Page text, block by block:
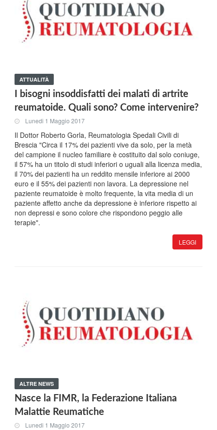
ATTUALITÀ
I bisogni insoddisfatti dei malati di artrite
reumatoide. Quali sono? Come intervenire?
Lunedi 1 Maggio 2017
Il Dottor Roberto Gorla, Reumatologia Spedali Civili di
Brescia "Circa il 17% dei pazienti vive da solo, per la metà
del campione il nucleo familiare è costituito dal solo coniuge,
il 57% ha un titolo di studi inferiori o uguali alla licenza media,
il 70% dei pazienti ha un reddito mensile inferiore ai 2000
euro e il 55% dei pazienti non lavora. La depressione nel
paziente reumatoide è molto frequente, la vita media di un
paziente affetto anche da depressione è inferiore rispetto ai
non depressi e sono colore che rispondono peggio alle
terapie".
LEGGI
ALTRE NEWS
Nasce la FIMR, la Federazione Italiana
Malattie Reumatiche
Lunedi 1 Maggio 2017